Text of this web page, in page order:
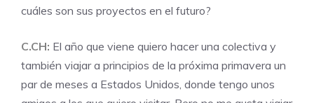
cuáles son sus proyectos en el futuro?
C.CH: El año que viene quiero hacer una colectiva y
también viajar a principios de la próxima primavera un
par de meses a Estados Unidos, donde tengo unos